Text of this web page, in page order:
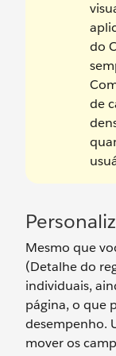
do
de
Mesmo que
(Detalhe do
individuais,
página, o que
desempenho.
mover os